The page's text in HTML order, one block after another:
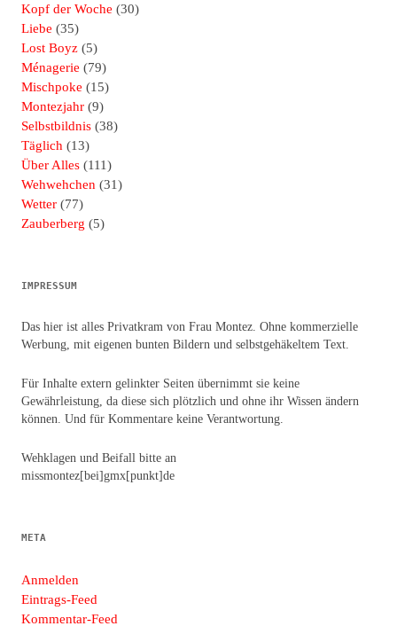
Kopf der Woche (30)
Liebe (35)
Lost Boyz (5)
Ménagerie (79)
Mischpoke (15)
Montezjahr (9)
Selbstbildnis (38)
Täglich (13)
Über Alles (111)
Wehwehchen (31)
Wetter (77)
Zauberberg (5)
IMPRESSUM
Das hier ist alles Privatkram von Frau Montez. Ohne kommerzielle
Werbung, mit eigenen bunten Bildern und selbstgehäkeltem Text.
Für Inhalte extern gelinkter Seiten übernimmt sie keine
Gewährleistung, da diese sich plötzlich und ohne ihr Wissen ändern
können. Und für Kommentare keine Verantwortung.
Wehklagen und Beifall bitte an
missmontez[bei]gmx[punkt]de
META
Anmelden
Eintrags-Feed
Kommentar-Feed